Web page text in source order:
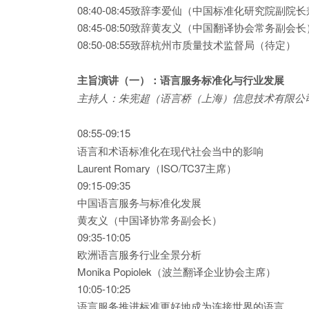
08:40-08:45致辞李爱仙（中国标准化研究院副院长
08:45-08:50致辞黄友义（中国翻译协会常务副会长
08:50-08:55致辞杭州市质量技术监督局（待定）
主旨演讲（一）：语言服务标准化与行业发展
主持人： 朱宪超（语言桥（ 上海） 信息技术有限公
08:55-09:15
语言和术语标准化在现代社会当中的影响
Laurent Romary（ISO/TC37主席）
09:15-09:35
中国语言服务与标准化发展
黄友义（中国译协常务副会长）
09:35-10:05
欧洲语言服务行业全景分析
Monika Popiolek（波兰翻译企业协会主席）
10:05-10:25
语言服务推进标准更好地成为连接世界的语言